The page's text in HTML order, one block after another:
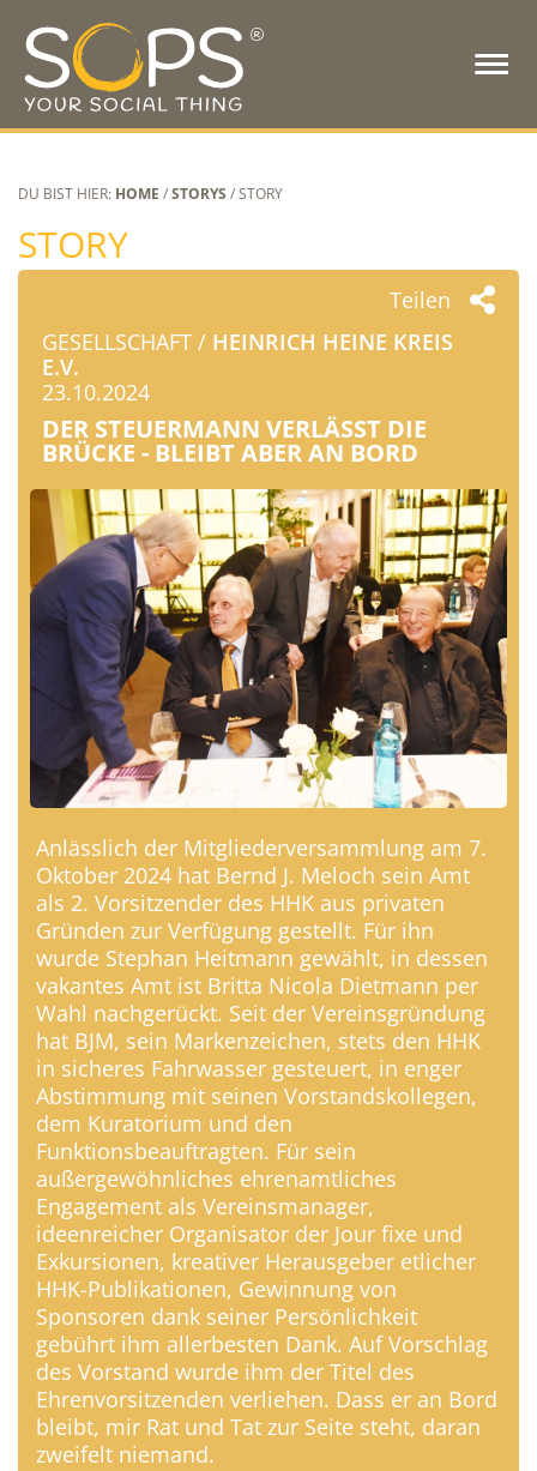
DU BIST HIER: HOME /STORYS / STORY
STORY
GESELLSCHAFT / HEINRICH HEINE KREIS
E.V.
23.10.2024
Teilen
DER STEUERMANN VERLÄSST DIE
BRÜCKE - BLEIBT ABER AN BORD
Anlässlich der Mitgliederversammlung am 7.
Oktober 2024 hat Bernd J. Meloch sein Amt
als 2. Vorsitzender des HHK aus privaten
Gründen zur Verfügung gestellt. Für ihn
wurde Stephan Heitmann gewählt, in dessen
vakantes Amt ist Britta Nicola Dietmann per
Wahl nachgerückt. Seit der Vereinsgründung
hat BJM, sein Markenzeichen, stets den HHK
in sicheres Fahrwasser gesteuert, in enger
Abstimmung mit seinen Vorstandskollegen,
dem Kuratorium und den
Funktionsbeauftragten. Für sein
außergewöhnliches ehrenamtliches
Engagement als Vereinsmanager,
ideenreicher Organisator der Jour fixe und
Exkursionen, kreativer Herausgeber etlicher
HHK-Publikationen, Gewinnung von
Sponsoren dank seiner Persönlichkeit
gebührt ihm allerbesten Dank. Auf Vorschlag
des Vorstand wurde ihm der Titel des
Ehrenvorsitzenden verliehen. Dass er an Bord
bleibt, mir Rat und Tat zur Seite steht, daran
zweifelt niemand.